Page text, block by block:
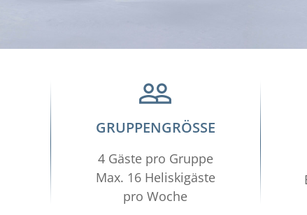
GRUPPENGRÖSSE
4 Gäste pro Gruppe
Max. 16 Heliskigäste
pro Woche